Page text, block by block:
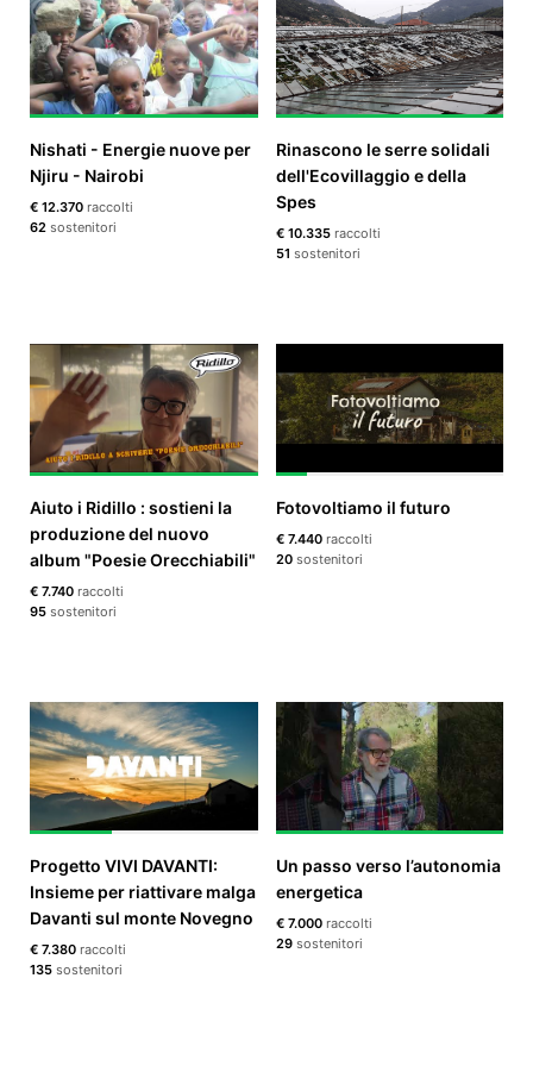
Nishati - Energie nuove per
Njiru - Nairobi
€ 12.370 raccolti
62 sostenitori
Rinascono le serre solidali
dell'Ecovillaggio e della
Spes
€ 10.335 raccolti
51 sostenitori
Aiuto i Ridillo : sostieni la
produzione del nuovo
album "Poesie Orecchiabili"
€ 7.740 raccolti
95 sostenitori
Fotovoltiamo il futuro
€ 7.440 raccolti
20 sostenitori
Progetto VIVI DAVANTI:
Insieme per riattivare malga
Davanti sul monte Novegno
€ 7.380 raccolti
135 sostenitori
Un passo verso l’autonomia
energetica
€ 7.000 raccolti
29 sostenitori